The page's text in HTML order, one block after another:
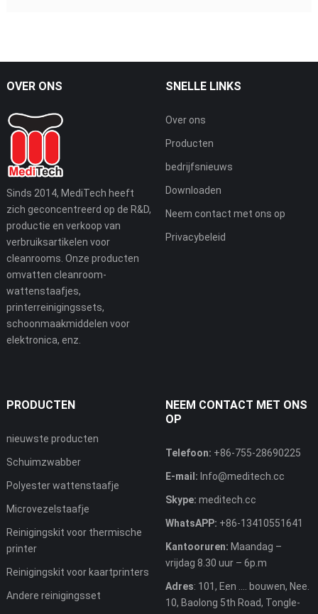
OVER ONS
Sinds 2014, MediTech heeft
zich geconcentreerd op de R&D,
productie en verkoop van
verbruiksartikelen voor
cleanrooms. Onze producten
omvatten cleanroom-
wattenstaafjes,
printerreinigingssets,
schoonmaakmiddelen voor
elektronica, enz.
SNELLE LINKS
Over ons
Producten
bedrijfsnieuws
Downloaden
Neem contact met ons op
Privacybeleid
PRODUCTEN
nieuwste producten
Schuimzwabber
Polyester wattenstaafje
Microvezelstaafje
Reinigingskit voor thermische
printer
Reinigingskit voor kaartprinters
Andere reinigingsset
NEEM CONTACT MET ONS
OP
Telefoon: +86-755-28690225
E-mail: Info@meditech.cc
Skype: meditech.cc
WhatsAPP: +86-13410551641
Kantooruren: Maandag –
vrijdag 8.30 uur – 6p.m
Adres: 101, Een .... bouwen, Nee.
10, Baolong 5th Road, Tongle-